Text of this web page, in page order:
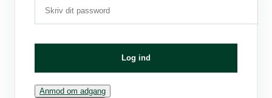
Log ind
Anmod om adgang